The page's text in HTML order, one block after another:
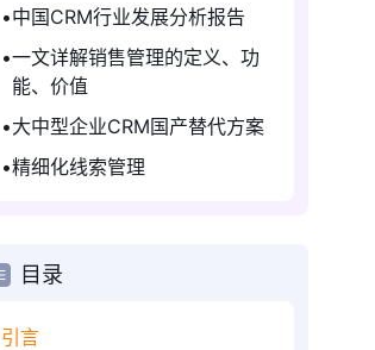
中国CRM行业发展分析报告
一文详解销售管理的定义、功
能、价值
大中型企业CRM国产替代方案
精细化线索管理
目录
引言